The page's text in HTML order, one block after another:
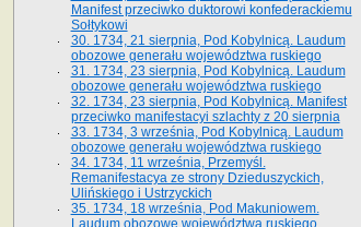
Manifest przeciwko duktorowi konfederackiemu
Sołtykowi
30. 1734, 21 sierpnia, Pod Kobylnicą. Laudum
obozowe generału województwa ruskiego
31. 1734, 23 sierpnia, Pod Kobylnicą. Laudum
obozowe generału województwa ruskiego
32. 1734, 23 sierpnia, Pod Kobylnicą. Manifest
przeciwko manifestacyi szlachty z 20 sierpnia
33. 1734, 3 września, Pod Kobylnicą. Laudum
obozowe generału województwa ruskiego
34. 1734, 11 września, Przemyśl.
Remanifestacya ze strony Dzieduszyckich,
Ulińskiego i Ustrzyckich
35. 1734, 18 września, Pod Makuniowem.
Laudum obozowe województwa ruskiego